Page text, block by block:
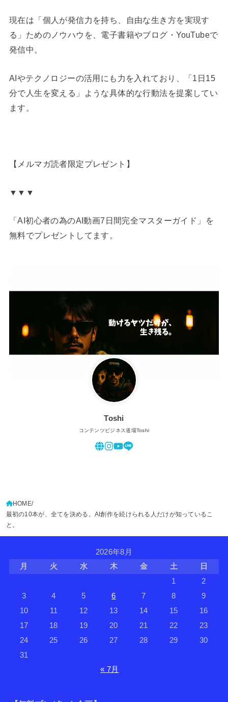
現在は「個人が発信力を持ち、自由な生き方を実現す
る」ためのノウハウを、電子書籍やブログ・YouTubeで
発信中。
AIやテクノロジーの活用にも力を入れており、「1日15
分で人生を変える」ような具体的な行動法を提案してい
ます。
【メルマガ読者限定プレゼント】
▼▼▼
「AI初心者の為のAI動画7日間完全マスターガイド」を
無料でプレゼントしてます。
Toshi
コンテンツビジネス道場Toshi
HOME
最初の10本が、全てを決める。AI創作を続けられる人だけが知っているこ
と。
2026年8月
月
火 水 木 金 土
日
1
2
3
4 5 6 7 8
9
10
11 12 13 14 15
16
17
18 19 20 21 22
23
24
25 26 27 28 29
30
31
« 7月